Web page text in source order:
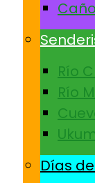
Río
Río
Días